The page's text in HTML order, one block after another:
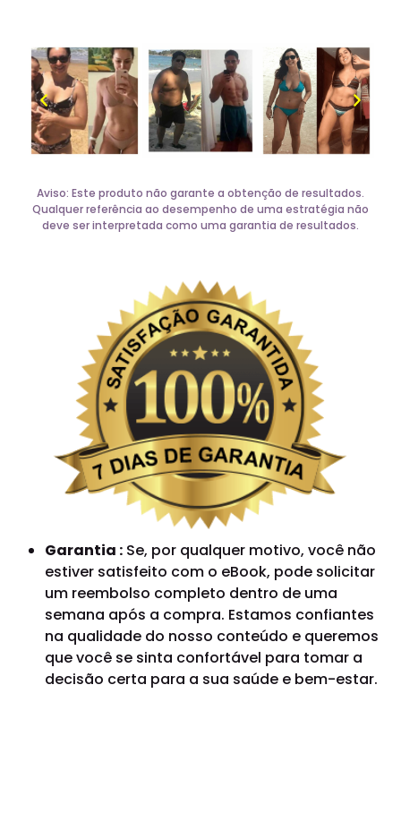
Aviso: Este produto não garante a obtenção de resultados.
Qualquer referência ao desempenho de uma estratégia não
deve ser interpretada como uma garantia de resultados.
Garantia : Se, por qualquer motivo, você não
estiver satisfeito com o eBook, pode solicitar
um reembolso completo dentro de uma
semana após a compra. Estamos confiantes
na qualidade do nosso conteúdo e queremos
que você se sinta confortável para tomar a
decisão certa para a sua saúde e bem-estar.